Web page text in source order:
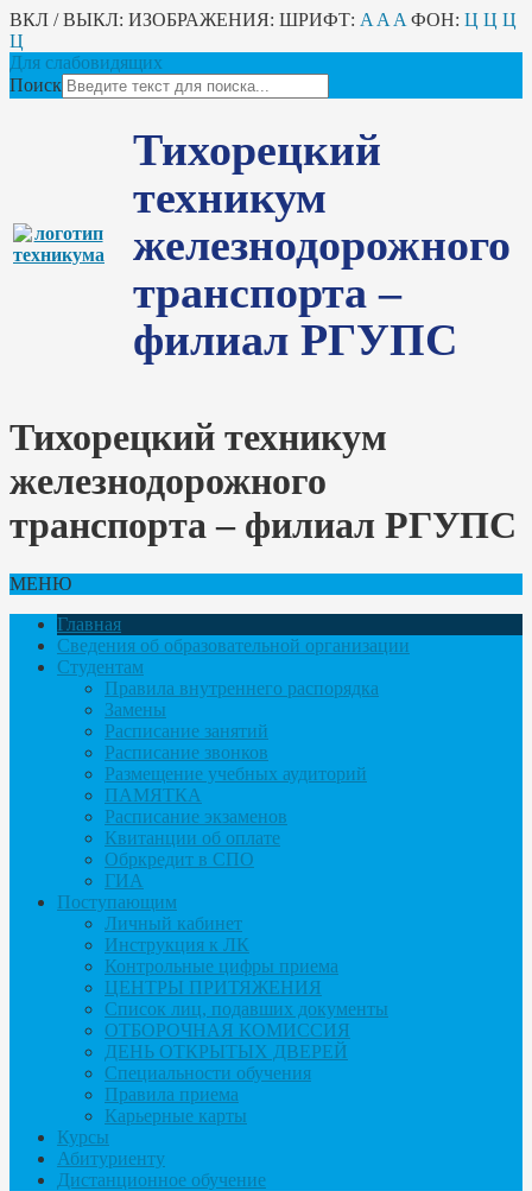
ВКЛ / ВЫКЛ: ИЗОБРАЖЕНИЯ: ШРИФТ: A A A ФОН: Ц Ц Ц
Ц
Для слабовидящих
Поиск
Тихорецкий
техникум
железнодорожного
транспорта –
филиал РГУПС
Тихорецкий техникум
железнодорожного
транспорта – филиал РГУПС
МЕНЮ
Главная
Сведения об образовательной организации
Студентам
Правила внутреннего распорядка
Замены
Расписание занятий
Расписание звонков
Размещение учебных аудиторий
ПАМЯТКА
Расписание экзаменов
Квитанции об оплате
Обркредит в СПО
ГИА
Поступающим
Личный кабинет
Инструкция к ЛК
Контрольные цифры приема
ЦЕНТРЫ ПРИТЯЖЕНИЯ
Список лиц, подавших документы
ОТБОРОЧНАЯ КОМИССИЯ
ДЕНЬ ОТКРЫТЫХ ДВЕРЕЙ
Специальности обучения
Правила приема
Карьерные карты
Курсы
Абитуриенту
Дистанционное обучение